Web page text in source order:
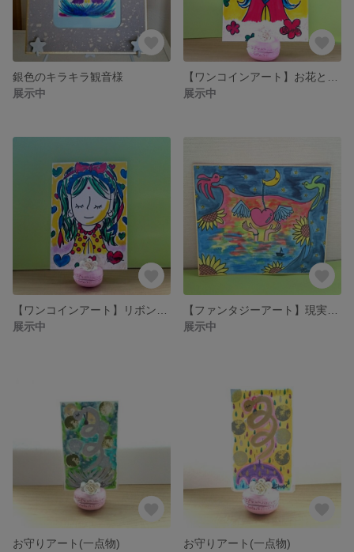
銀色のキラキラ観音様
展示中
展示中
展示中
展示中
お守りアート(一点物)
お守りアート(一点物)